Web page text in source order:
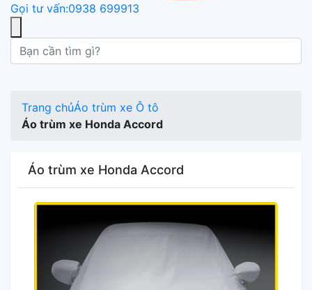
Gọi tư vấn:0938 699913
Trang chủÁo trùm xe Ô tô
Áo trùm xe Honda Accord
Áo trùm xe Honda Accord